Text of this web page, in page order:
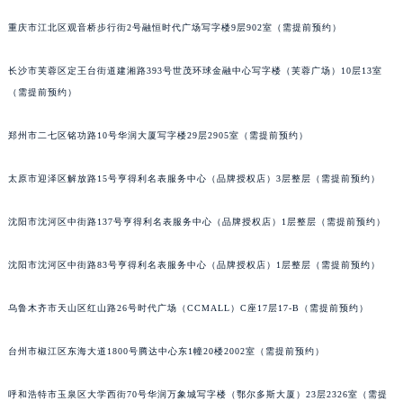
重庆市江北区观音桥步行街2号融恒时代广场写字楼9层902室（需提前预约）
长沙市芙蓉区定王台街道建湘路393号世茂环球金融中心写字楼（芙蓉广场）10层13室
（需提前预约）
郑州市二七区铭功路10号华润大厦写字楼29层2905室（需提前预约）
太原市迎泽区解放路15号亨得利名表服务中心（品牌授权店）3层整层（需提前预约）
沈阳市沈河区中街路137号亨得利名表服务中心（品牌授权店）1层整层（需提前预约）
沈阳市沈河区中街路83号亨得利名表服务中心（品牌授权店）1层整层（需提前预约）
乌鲁木齐市天山区红山路26号时代广场（CCMALL）C座17层17-B（需提前预约）
台州市椒江区东海大道1800号腾达中心东1幢20楼2002室（需提前预约）
呼和浩特市玉泉区大学西街70号华润万象城写字楼（鄂尔多斯大厦）23层2326室（需提